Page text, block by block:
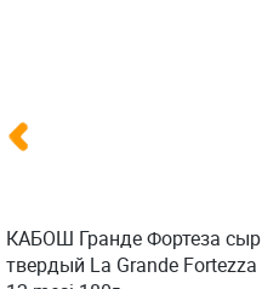
КАБОШ Гранде Фортеза сыр
твердый La Grande Fortezza